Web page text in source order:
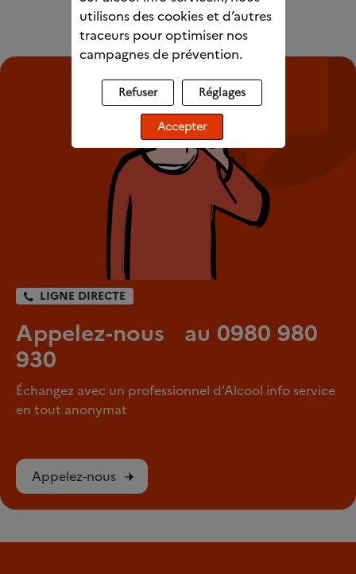
LIGNE DIRECTE
Appelez-nous au 0980 980
930
Échangez avec un professionnel d’Alcool info service
en tout anonymat
Appelez-nous
utilisons des cookies et d’autres
traceurs pour optimiser nos
campagnes de prévention.
Refuser Réglages
Accepter